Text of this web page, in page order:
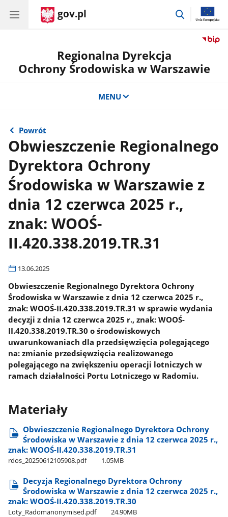
gov.pl
przejdź
Regionalna Dyrekcja
Ochrony Środowiska w Warszawie
MENU
Powrót
Obwieszczenie Regionalnego
Dyrektora Ochrony
Środowiska w Warszawie z
dnia 12 czerwca 2025 r.,
znak: WOOŚ-
II.420.338.2019.TR.31
13.06.2025
Obwieszczenie Regionalnego Dyrektora Ochrony
Środowiska w Warszawie z dnia 12 czerwca 2025 r.,
znak: WOOŚ-II.420.338.2019.TR.31 w sprawie wydania
decyzji z dnia 12 czerwca 2025 r., znak: WOOŚ-
II.420.338.2019.TR.30 o środowiskowych
uwarunkowaniach dla przedsięwzięcia polegającego
na: zmianie przedsięwzięcia realizowanego
polegającego na zwiększeniu operacji lotniczych w
ramach działalności Portu Lotniczego w Radomiu.
Materiały
Obwieszczenie Regionalnego Dyrektora Ochrony
Środowiska w Warszawie z dnia 12 czerwca 2025 r.,
znak: WOOŚ-II.420.338.2019.TR.31
rdos​_20250612105908.pdf 1.05MB
Decyzja Regionalnego Dyrektora Ochrony
Środowiska w Warszawie z dnia 12 czerwca 2025 r.,
znak: WOOŚ-II.420.338.2019.TR.30
Loty​_Radomanonymised.pdf 24.90MB